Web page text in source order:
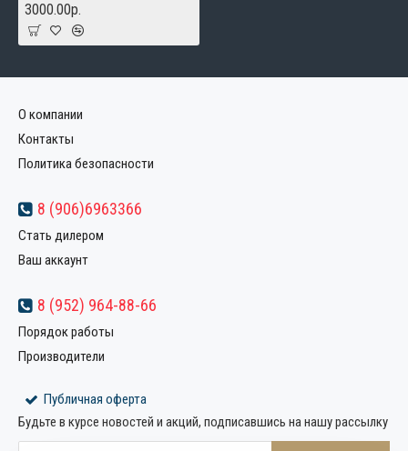
3000.00р.
О компании
Контакты
Политика безопасности
8 (906)6963366
Стать дилером
Ваш аккаунт
8 (952) 964-88-66
Порядок работы
Производители
Публичная оферта
Будьте в курсе новостей и акций, подписавшись на нашу рассылку